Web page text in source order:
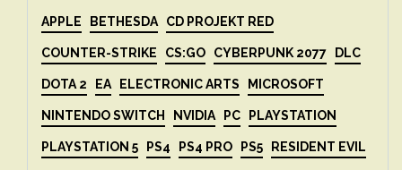
APPLE BETHESDA CD PROJEKT RED
COUNTER-STRIKE CS:GO CYBERPUNK 2077 DLC
DOTA 2 EA ELECTRONIC ARTS MICROSOFT
NINTENDO SWITCH NVIDIA PC PLAYSTATION
PLAYSTATION 5 PS4 PS4 PRO PS5 RESIDENT EVIL